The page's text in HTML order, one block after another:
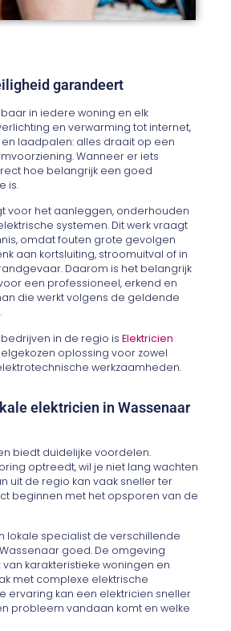
garandeert
in iedere woning en elk
en verwarming tot internet,
laadpalen: alles draait op een
Wanneer er iets
hoe belangrijk een goed
is.
voor het aanleggen, onderhouden
systemen. Dit werk vraagt
omdat fouten grote gevolgen
aan kortsluiting, stroomuitval of in
Daarom is het belangrijk
een professioneel, erkend en
die werkt volgens de geldende
in de regio isElektricien
oplossing voor zowel
werkzaamheden.
elektricien in Wassenaar
biedt duidelijke voordelen.
optreedt, wil je niet lang wachten
uit de regio kan vaak sneller ter
beginnen met het opsporen van de
lokale specialist de verschillende
goed. De omgeving
karakteristieke woningen en
met complexe elektrische
ervaring kan een elektricien sneller
probleem vandaan komt en welke